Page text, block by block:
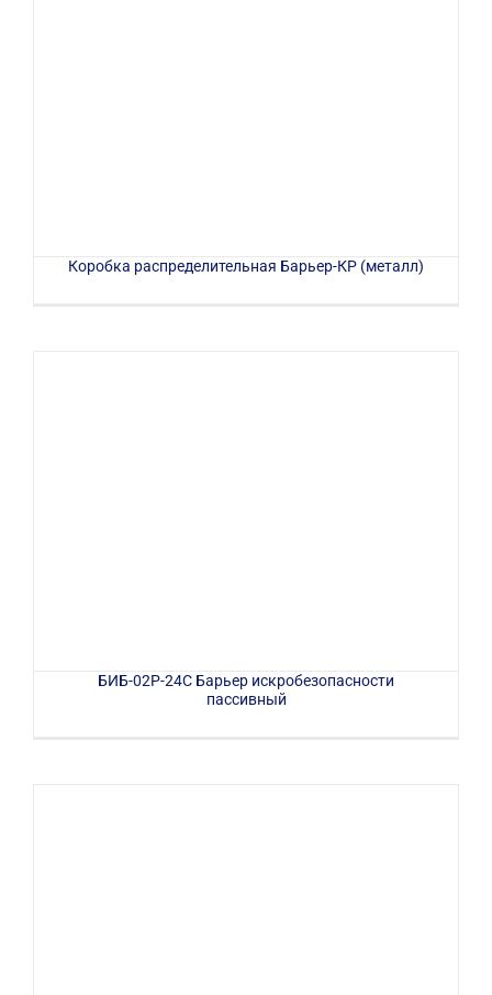
Коробка распределительная Барьер-КР (металл)
БИБ-02Р-24С Барьер искробезопасности
пассивный